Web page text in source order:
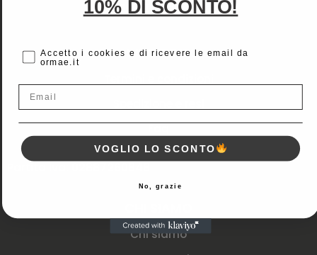
Traccia spedizione
AIUTO E INFO
Faq
Partita Iva: 02887260848
Chi siamo
10% DI SCONTO!
cc
Accetto i cookies e di ricevere le email da
ormae.it
VOGLIO LO SCONTO
No, grazie